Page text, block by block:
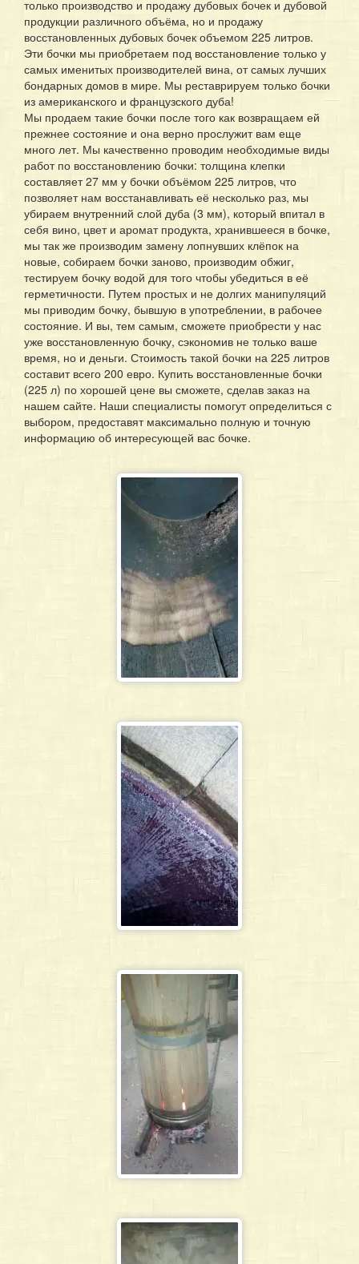
только производство и продажу дубовых бочек и дубовой
продукции различного объёма, но и продажу
восстановленных дубовых бочек объемом 225 литров.
Эти бочки мы приобретаем под восстановление только у
самых именитых производителей вина, от самых лучших
бондарных домов в мире. Мы реставрируем только бочки
из американского и французского дуба!
Мы продаем такие бочки после того как возвращаем ей
прежнее состояние и она верно прослужит вам еще
много лет. Мы качественно проводим необходимые виды
работ по восстановлению бочки: толщина клепки
составляет 27 мм у бочки объёмом 225 литров, что
позволяет нам восстанавливать её несколько раз, мы
убираем внутренний слой дуба (3 мм), который впитал в
себя вино, цвет и аромат продукта, хранившееся в бочке,
мы так же производим замену лопнувших клёпок на
новые, собираем бочки заново, производим обжиг,
тестируем бочку водой для того чтобы убедиться в её
герметичности. Путем простых и не долгих манипуляций
мы приводим бочку, бывшую в употреблении, в рабочее
состояние. И вы, тем самым, сможете приобрести у нас
уже восстановленную бочку, сэкономив не только ваше
время, но и деньги. Стоимость такой бочки на 225 литров
составит всего 200 евро. Купить восстановленные бочки
(225 л) по хорошей цене вы сможете, сделав заказ на
нашем сайте. Наши специалисты помогут определиться с
выбором, предоставят максимально полную и точную
информацию об интересующей вас бочке.